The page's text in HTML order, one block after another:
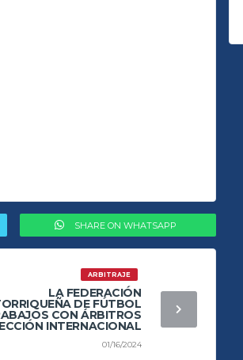
SHARE ON WHATSAPP
ARBITRAJE
LA FEDERACIÓN
DE FÚTBOL
CON ÁRBITROS
INTERNACIONAL
01/16/2024